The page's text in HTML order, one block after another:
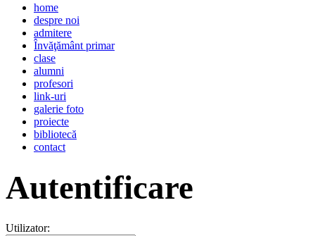
home
despre noi
admitere
Învăţământ primar
clase
alumni
profesori
link-uri
galerie foto
proiecte
bibliotecă
contact
Autentificare
Utilizator: